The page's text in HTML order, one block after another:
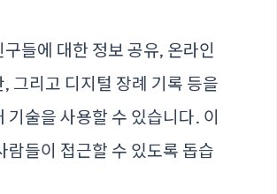
구들에 대한 정보 공유, 온라인
, 그리고 디지털 장례 기록 등을
기술을 사용할 수 있습니다. 이
람들이 접근할 수 있도록 돕습